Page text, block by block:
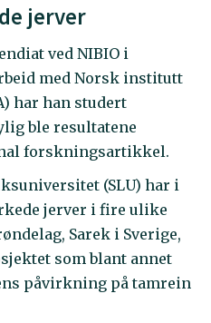
jerver
ved NIBIO i
med Norsk institutt
har han studert
ble resultatene
forskningsartikkel.
(SLU) har i
jerver i fire ulike
Sarek i Sverige,
som blant annet
påvirkning på tamrein